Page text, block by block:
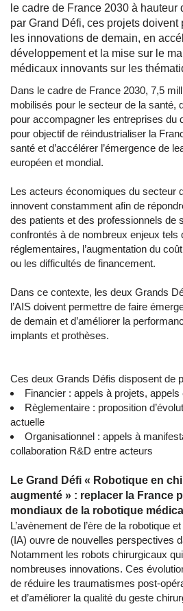
le cadre de France 2030 à hauteur
par Grand Défi, ces projets doivent
les innovations de demain, en
développement et la mise sur le
médicaux innovants sur les
Dans le cadre de France 2030, 7,5
mobilisés pour le secteur de la santé,
pour accompagner les entreprises du
pour objectif de réindustrialiser la
santé et d’accélérer l’émergence de
européen et mondial.
Les acteurs économiques du secteur
innovent constamment afin de
des patients et des professionnels de
confrontés à de nombreux enjeux tels
réglementaires, l’augmentation du
ou les difficultés de financement.
Dans ce contexte, les deux Grands
l’AIS doivent permettre de faire
de demain et d’améliorer la
implants et prothèses.
Ces deux Grands Défis disposent de
Financier : appels à projets,
Règlementaire : proposition
actuelle
Organisationnel : appels à
collaboration R&D entre acteurs
Le Grand Défi « Robotique en
augmenté » : replacer la France
mondiaux de la robotique
L’avènement de l’ère de la robotique
(IA) ouvre de nouvelles perspectives
Notamment les robots chirurgicaux
nombreuses innovations. Ces
de réduire les traumatismes post-
et d’améliorer la qualité du geste